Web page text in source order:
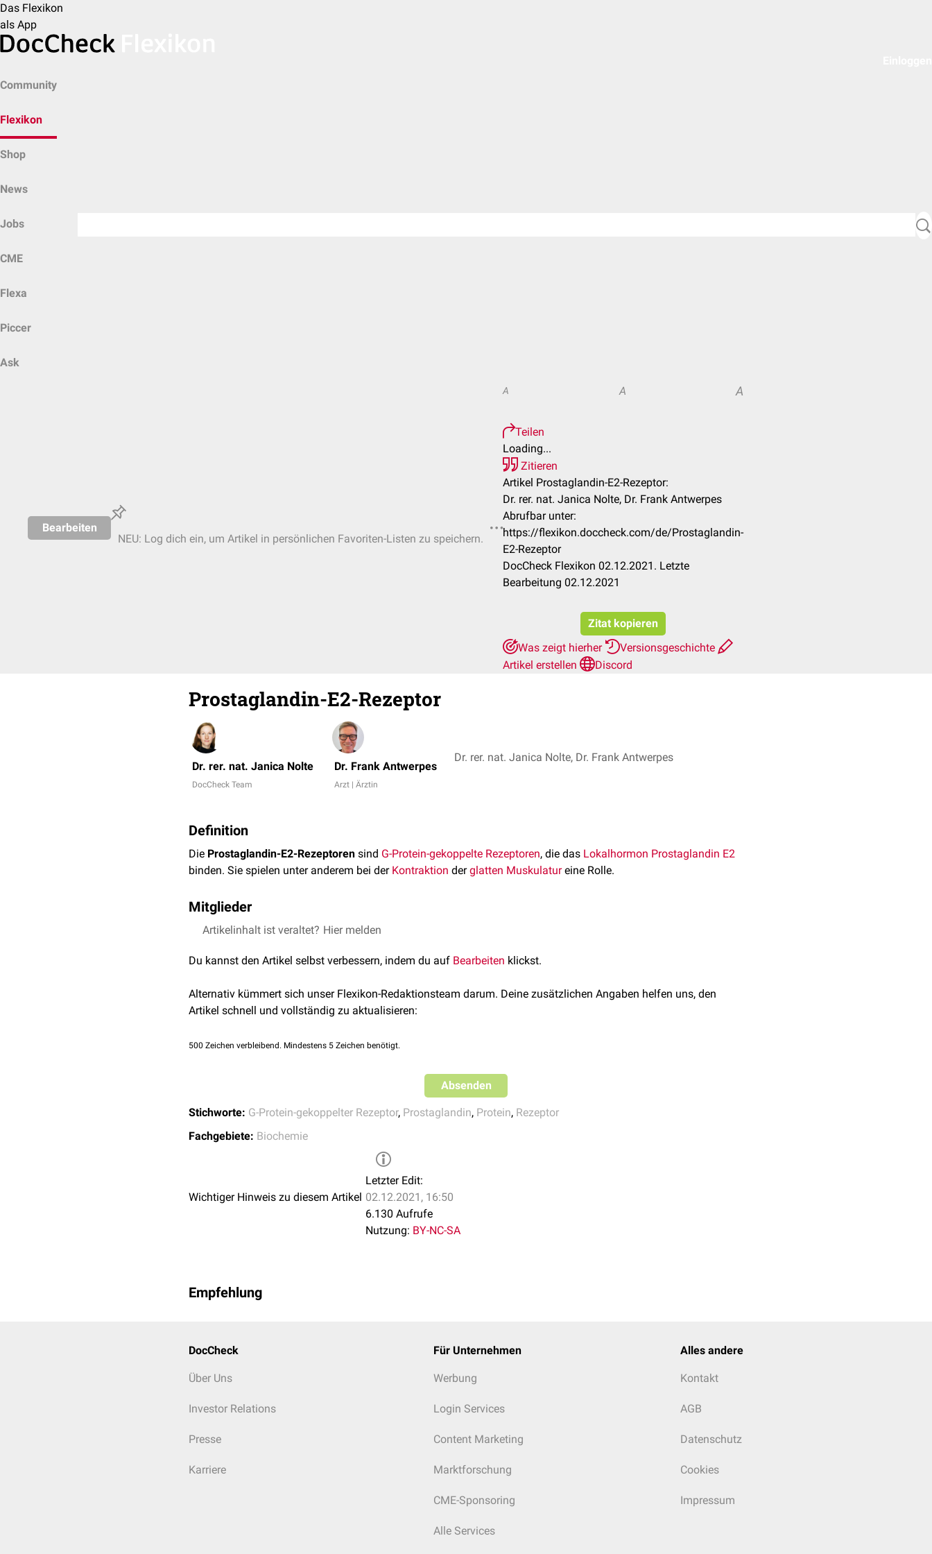
Das Flexikon
als App
Community
Flexikon
Shop
News
Jobs
CME
Flexa
Piccer
Ask
Bearbeiten
NEU: Log dich ein, um Artikel in persönlichen Favoriten-Listen zu speichern.
A A A
Teilen
Loading...
Zitieren
Artikel Prostaglandin-E2-Rezeptor:
Dr. rer. nat. Janica Nolte, Dr. Frank Antwerpes
Abrufbar unter:
https://flexikon.doccheck.com/de/Prostaglandin-
E2-Rezeptor
DocCheck Flexikon 02.12.2021. Letzte
Bearbeitung 02.12.2021
Zitat kopieren
Was zeigt hierher
Versionsgeschichte
Artikel erstellen
Discord
Prostaglandin-E2-Rezeptor
Dr. rer. nat. Janica Nolte
DocCheck Team
Dr. Frank Antwerpes
Arzt | Ärztin
Dr. rer. nat. Janica Nolte, Dr. Frank Antwerpes
Definition
Die Prostaglandin-E2-Rezeptoren sind G-Protein-gekoppelte Rezeptoren, die das Lokalhormon Prostaglandin E2
binden. Sie spielen unter anderem bei der Kontraktion derglatten Muskulatureine Rolle.
Mitglieder
Zu den Prostaglandin-E2-Rezeptoren zählen vier
Rezeptor Genname G-Protein Funktion
EP1-Rezeptor PTGER1 Gq Muskelkontraktion
Artikelinhalt ist veraltet? Hier melden
Du kannst den Artikel selbst verbessern, indem du auf Bearbeiten klickst.
Alternativ kümmert sich unser Flexikon-Redaktionsteam darum. Deine zusätzlichen Angaben helfen uns, den
Artikel schnell und vollständig zu aktualisieren:
500 Zeichen verbleibend. Mindestens 5 Zeichen benötigt.
Absenden
Stichworte: G-Protein-gekoppelter Rezeptor, Prostaglandin, Protein, Rezeptor
Fachgebiete: Biochemie
Wichtiger Hinweis zu diesem Artikel
Letzter Edit:
02.12.2021, 16:50
6.130 Aufrufe
Nutzung: BY-NC-SA
Empfehlung
DocCheck
Über Uns
Investor Relations
Presse
Karriere
Für Unternehmen
Werbung
Login Services
Content Marketing
Marktforschung
CME-Sponsoring
Alle Services
Alles andere
Kontakt
AGB
Datenschutz
Cookies
Impressum